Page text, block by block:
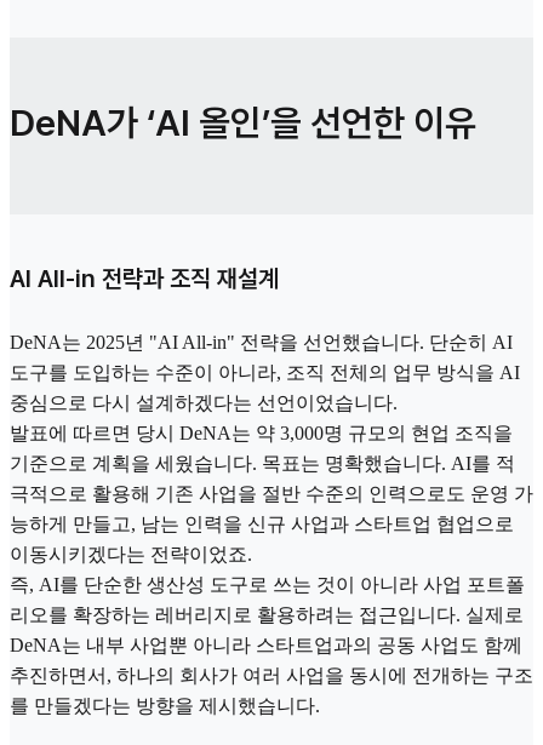
DeNA가 ‘AI 올인’을 선언한 이유
AI All-in 전략과 조직 재설계
DeNA는 2025년 "AI All-in" 전략을 선언했습니다. 단순히 AI
도구를 도입하는 수준이 아니라, 조직 전체의 업무 방식을 AI
중심으로 다시 설계하겠다는 선언이었습니다.
발표에 따르면 당시 DeNA는 약 3,000명 규모의 현업 조직을
기준으로 계획을 세웠습니다. 목표는 명확했습니다. AI를 적
극적으로 활용해 기존 사업을 절반 수준의 인력으로도 운영 가
능하게 만들고, 남는 인력을 신규 사업과 스타트업 협업으로
이동시키겠다는 전략이었죠.
즉, AI를 단순한 생산성 도구로 쓰는 것이 아니라 사업 포트폴
리오를 확장하는 레버리지로 활용하려는 접근입니다. 실제로
DeNA는 내부 사업뿐 아니라 스타트업과의 공동 사업도 함께
추진하면서, 하나의 회사가 여러 사업을 동시에 전개하는 구조
를 만들겠다는 방향을 제시했습니다.